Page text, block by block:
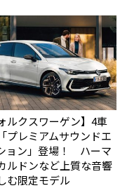
ルクスワーゲン】4車
プレミアムサウンドエ
ョン」登場！ ハーマ
ルドンなど上質な音響
む限定モデル